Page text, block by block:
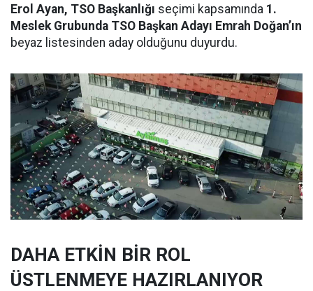
Erol Ayan, TSO Başkanlığı seçimi kapsamında 1.
Meslek Grubunda TSO Başkan Adayı Emrah Doğan’ın
beyaz listesinden aday olduğunu duyurdu.
DAHA ETKİN BİR ROL
ÜSTLENMEYE HAZIRLANIYOR